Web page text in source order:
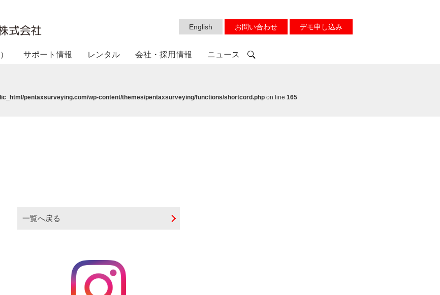
English お問い合わせ デモ申し込み
サポート情報 レンタル 会社・採用情報 ニュース
pentaxsurveying.com/wp-content/themes/pentaxsurveying/functions/shortcord.php on line 165
一覧へ戻る